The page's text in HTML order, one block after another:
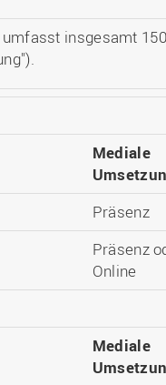
insgesamt
Mediale
Präsenz
Präsenz
Online
Mediale